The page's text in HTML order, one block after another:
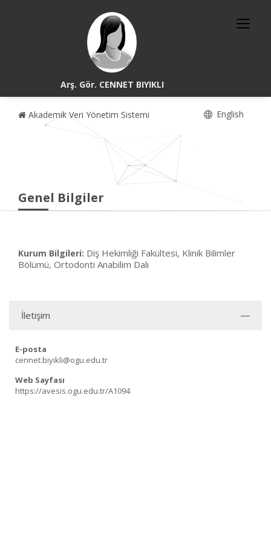
Arş. Gör. CENNET BIYIKLI
Akademik Veri Yönetim Sistemi English
Genel Bilgiler
Kurum Bilgileri: Diş Hekimliği Fakültesi, Klinik Bilimler
Bölümü, Ortodonti Anabilim Dalı
İletişim
E-posta
cennet.biyikli@ogu.edu.tr
Web Sayfası
https://avesis.ogu.edu.tr/A1094